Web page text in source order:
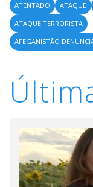
ATENTADO
ATAQUE
ATAQUE TERRORISTA
AFEGANISTÃO